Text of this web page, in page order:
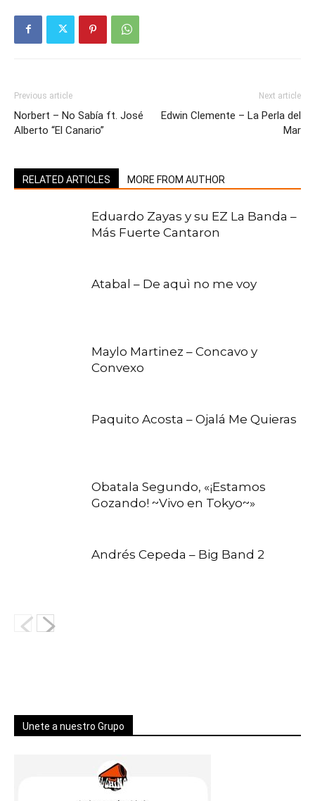
Previous article
Norbert – No Sabía ft. José
Alberto “El Canario”
Next article
Edwin Clemente – La Perla del
Mar
RELATED ARTICLES MORE FROM AUTHOR
Eduardo Zayas y su EZ La Banda –
Más Fuerte Cantaron
Atabal – De aquì no me voy
Maylo Martinez – Concavo y
Convexo
Paquito Acosta – Ojalá Me Quieras
Obatala Segundo, «¡Estamos
Gozando! ~Vivo en Tokyo~»
Andrés Cepeda – Big Band 2
Unete a nuestro Grupo